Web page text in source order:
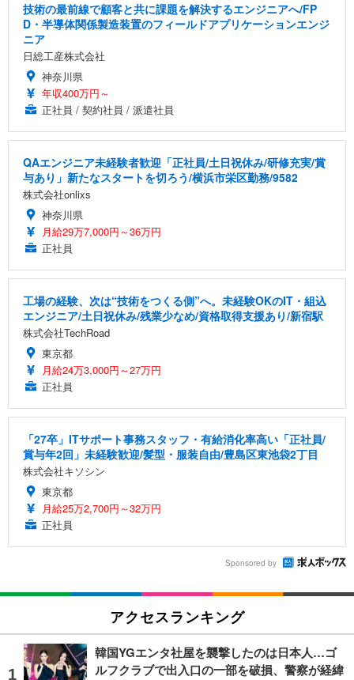
技術の最前線で顧客と共に課題を解決するエンジニアへ/FP
D・半導体関係製造装置のフィールドアプリケーションエンジ
ニア
日総工産株式会社
神奈川県
年収400万円～
正社員 / 契約社員 / 派遣社員
QAエンジニア未経験者歓迎「正社員/土日祝休み/研修充実/賞
与あり」新たなスタートを切ろう/横浜市栄区勤務/9582
株式会社onlixs
神奈川県
月給29万7,000円～36万円
正社員
工場の経験、次は“技術をつくる側”へ。未経験OKのIT・組込
エンジニア/土日祝休み/残業少なめ/資格取得支援あり/新宿駅
株式会社TechRoad
東京都
月給24万3,000円～27万円
正社員
「27卒」ITサポート事務スタッフ・有給消化率高い「正社員/
賞与年2回」未経験歓迎/髪型・服装自由/豊島区東池袋2丁目
株式会社キソシン
東京都
月給25万2,700円～32万円
正社員
Sponsored by
アクセスランキング
韓国YGエンタ社屋を襲撃したのは日本人…ゴ
ルフクラブで出入口の一部を破損、警察が経緯